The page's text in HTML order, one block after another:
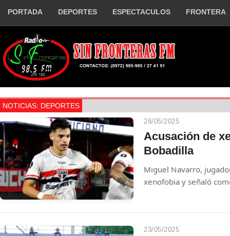
PORTADA DEPORTES ESPECTACULOS FRONTERA
NOTICIAS: DEPORTES
28/05/2025
Acusación de
Bobadilla
Miguel Navarro,
xenofobia y señaló
23/05/2025